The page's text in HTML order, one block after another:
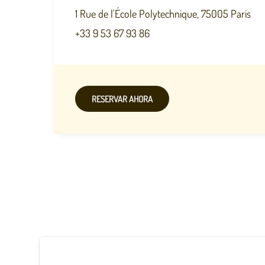
1 Rue de l'École Polytechnique, 75005 Paris
+33 9 53 67 93 86
RESERVAR AHORA